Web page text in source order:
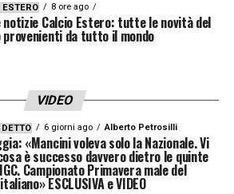
ESTERO 8 ore ago
notizie Calcio Estero: tutte le novità del
provenienti da tutto il mondo
VIDEO
6 giorni ago Alberto Petrosilli
«Mancini voleva solo la Nazionale. Vi
è successo davvero dietro le quinte
Campionato Primavera male del
ESCLUSIVA e VIDEO